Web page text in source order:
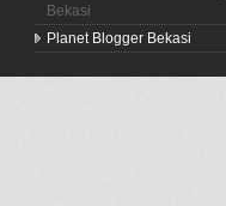
Bekasi
Planet Blogger Bekasi